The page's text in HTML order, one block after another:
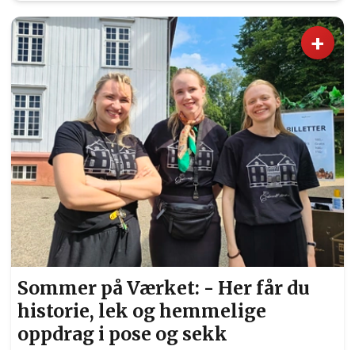
+
Sommer på Værket: - Her får du
historie, lek og hemmelige
oppdrag i pose og sekk